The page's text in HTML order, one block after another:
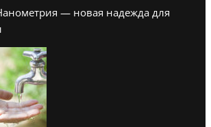
— новая надежда для